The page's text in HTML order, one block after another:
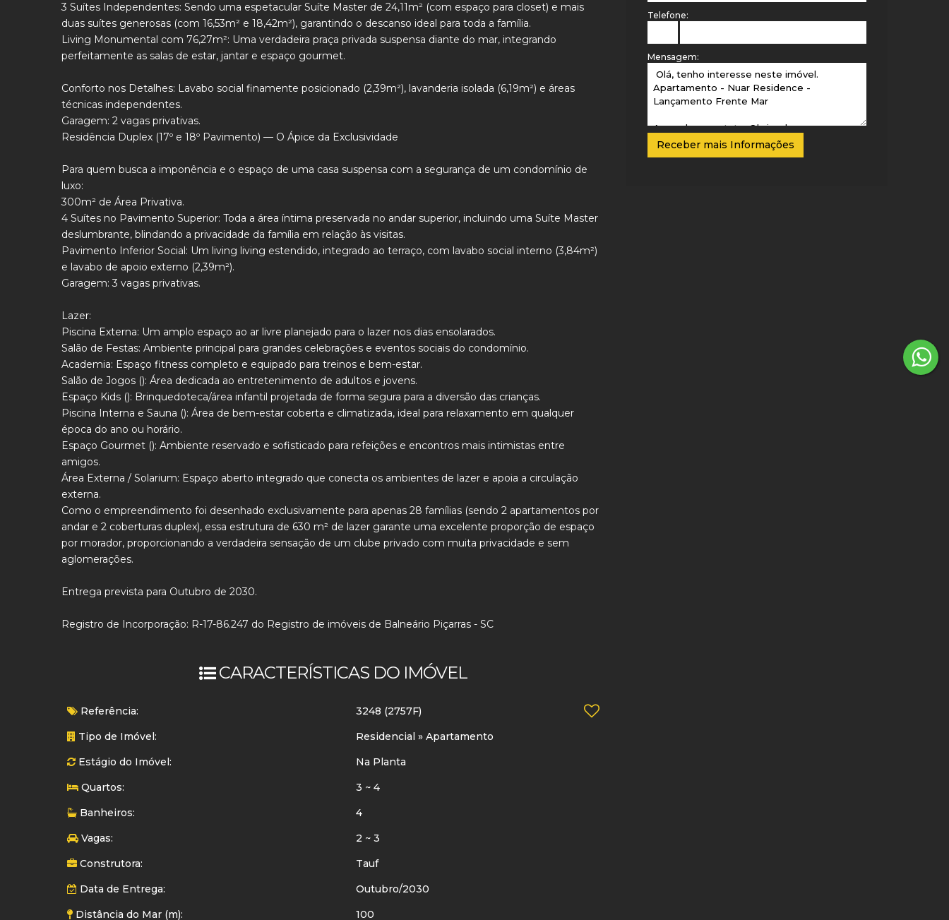
3 Suítes Independentes: Sendo uma espetacular Suíte Master de 24,11m² (com espaço para closet) e mais
duas suítes generosas (com 16,53m² e 18,42m²), garantindo o descanso ideal para toda a família.
Living Monumental com 76,27m²: Uma verdadeira praça privada suspensa diante do mar, integrando
perfeitamente as salas de estar, jantar e espaço gourmet.
Conforto nos Detalhes: Lavabo social finamente posicionado (2,39m²), lavanderia isolada (6,19m²) e áreas
técnicas independentes.
Garagem: 2 vagas privativas.
Residência Duplex (17º e 18º Pavimento) — O Ápice da Exclusividade
Para quem busca a imponência e o espaço de uma casa suspensa com a segurança de um condomínio de
luxo:
300m² de Área Privativa.
4 Suítes no Pavimento Superior: Toda a área íntima preservada no andar superior, incluindo uma Suíte Master
deslumbrante, blindando a privacidade da família em relação às visitas.
Pavimento Inferior Social: Um living living estendido, integrado ao terraço, com lavabo social interno (3,84m²)
e lavabo de apoio externo (2,39m²).
Garagem: 3 vagas privativas.
Lazer:
Piscina Externa: Um amplo espaço ao ar livre planejado para o lazer nos dias ensolarados.
Salão de Festas: Ambiente principal para grandes celebrações e eventos sociais do condomínio.
Academia: Espaço fitness completo e equipado para treinos e bem-estar.
Salão de Jogos (): Área dedicada ao entretenimento de adultos e jovens.
Espaço Kids (): Brinquedoteca/área infantil projetada de forma segura para a diversão das crianças.
Piscina Interna e Sauna (): Área de bem-estar coberta e climatizada, ideal para relaxamento em qualquer
época do ano ou horário.
Espaço Gourmet (): Ambiente reservado e sofisticado para refeições e encontros mais intimistas entre
amigos.
Área Externa / Solarium: Espaço aberto integrado que conecta os ambientes de lazer e apoia a circulação
externa.
Como o empreendimento foi desenhado exclusivamente para apenas 28 famílias (sendo 2 apartamentos por
andar e 2 coberturas duplex), essa estrutura de 630 m² de lazer garante uma excelente proporção de espaço
por morador, proporcionando a verdadeira sensação de um clube privado com muita privacidade e sem
aglomerações.
Entrega prevista para Outubro de 2030.
Registro de Incorporação: R-17-86.247 do Registro de imóveis de Balneário Piçarras - SC
CARACTERÍSTICAS DO IMÓVEL
Referência: 3248 (2757F)
Tipo de Imóvel:
Residencial » Apartamento
Estágio do Imóvel:
Na Planta
Quartos:
3 ~ 4
Banheiros:
4
Vagas:
2 ~ 3
Construtora:
Tauf
Data de Entrega:
Outubro/2030
Distância do Mar (m):
100
Telefone:
Mensagem: